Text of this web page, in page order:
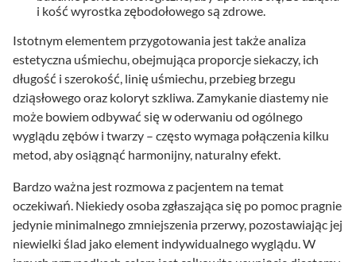
i kość wyrostka zębodołowego są zdrowe.
Istotnym elementem przygotowania jest także analiza
estetyczna uśmiechu, obejmująca proporcje siekaczy, ich
długość i szerokość, linię uśmiechu, przebieg brzegu
dziąsłowego oraz koloryt szkliwa. Zamykanie diastemy nie
może bowiem odbywać się w oderwaniu od ogólnego
wyglądu zębów i twarzy – często wymaga połączenia kilku
metod, aby osiągnąć harmonijny, naturalny efekt.
Bardzo ważna jest rozmowa z pacjentem na temat
oczekiwań. Niekiedy osoba zgłaszająca się po pomoc pragnie
jedynie minimalnego zmniejszenia przerwy, pozostawiając jej
niewielki ślad jako element indywidualnego wyglądu. W